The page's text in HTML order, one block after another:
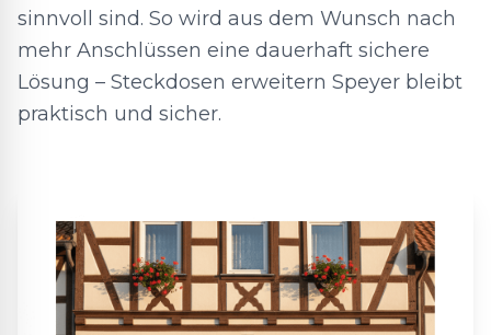
sinnvoll sind. So wird aus dem Wunsch nach
mehr Anschlüssen eine dauerhaft sichere
Lösung – Steckdosen erweitern Speyer bleibt
praktisch und sicher.